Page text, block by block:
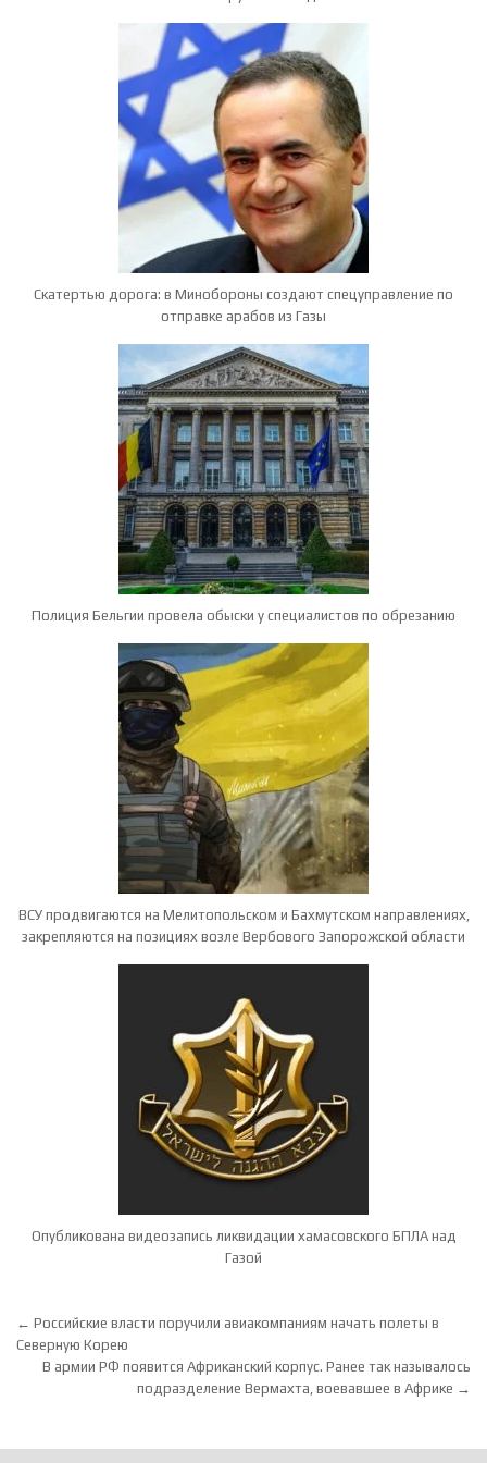
Скатертью дорога: в Минобороны создают спецуправление по
отправке арабов из Газы
Полиция Бельгии провела обыски у специалистов по обрезанию
ВСУ продвигаются на Мелитопольском и Бахмутском направлениях,
закрепляются на позициях возле Вербового Запорожской области
Опубликована видеозапись ликвидации хамасовского БПЛА над
Газой
Навигация по записям
← Российские власти поручили авиакомпаниям начать полеты в
Северную Корею
В армии РФ появится Африканский корпус. Ранее так называлось
подразделение Вермахта, воевавшее в Африке →